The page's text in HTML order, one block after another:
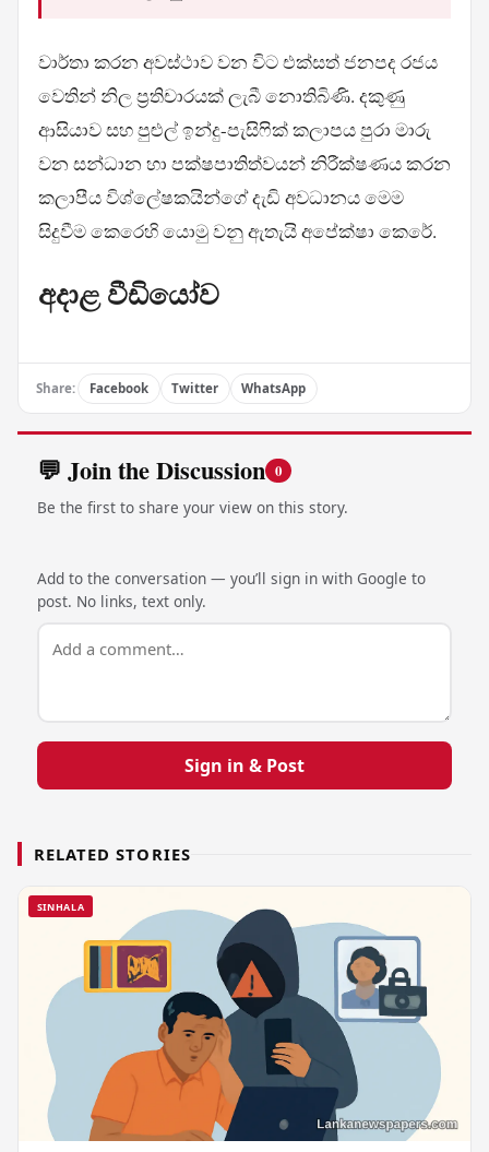
වාර්තා කරන අවස්ථාව වන විට එක්සත් ජනපද රජය
වෙතින් නිල ප්‍රතිචාරයක් ලැබී නොතිබිණි. දකුණු
ආසියාව සහ පුළුල් ඉන්දු-පැසිෆික් කලාපය පුරා මාරු
වන සන්ධාන හා පක්ෂපාතිත්වයන් නිරීක්ෂණය කරන
කලාපීය විශ්ලේෂකයින්ගේ දැඩි අවධානය මෙම
සිදුවීම කෙරෙහි යොමු වනු ඇතැයි අපේක්ෂා කෙරේ.
අදාළ වීඩියෝව
Share: Facebook Twitter WhatsApp
💬 Join the Discussion 0
Be the first to share your view on this story.
Add to the conversation — you’ll sign in with Google to
post. No links, text only.
Sign in & Post
RELATED STORIES
SINHALA